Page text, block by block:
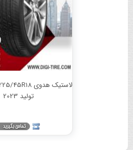
تولید 2023